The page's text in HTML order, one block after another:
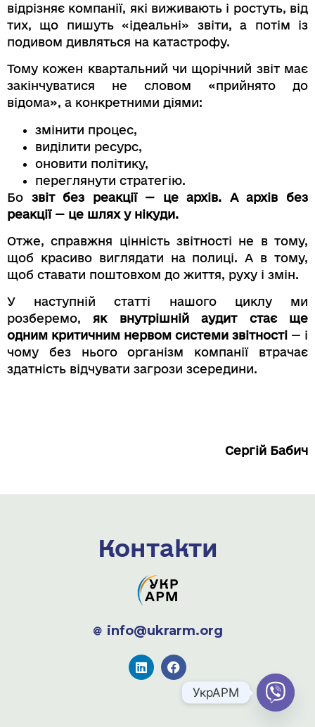
відрізняє компанії, які виживають і ростуть, від
тих, що пишуть «ідеальні» звіти, а потім із
подивом дивляться на катастрофу.
Тому кожен квартальний чи щорічний звіт має
закінчуватися не словом «прийнято до
відома», а конкретними діями:
змінити процес,
виділити ресурс,
оновити політику,
переглянути стратегію.
Бо звіт без реакції — це архів. А архів без
реакції — це шлях у нікуди.
Отже, справжня цінність звітності не в тому,
щоб красиво виглядати на полиці. А в тому,
щоб ставати поштовхом до життя, руху і змін.
У наступній статті нашого циклу ми
розберемо, як внутрішній аудит стає ще
одним критичним нервом системи звітності — і
чому без нього організм компанії втрачає
здатність відчувати загрози зсередини.
Сергій Бабич
Контакти
info@ukrarm.org
УкрАРМ